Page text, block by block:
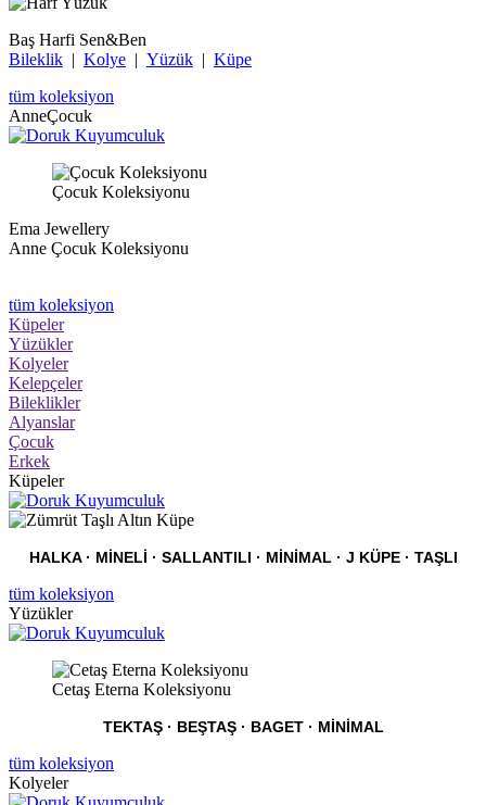
Baş Harfi Sen&Ben
Bileklik | Kolye | Yüzük | Küpe
tüm koleksiyon
AnneÇocuk
Çocuk Koleksiyonu
Ema Jewellery
Anne Çocuk Koleksiyonu
tüm koleksiyon
Küpeler
Yüzükler
Kolyeler
Kelepçeler
Bileklikler
Alyanslar
Çocuk
Erkek
Küpeler
HALKA · MINELI · SALLANTILI · MİNİMAL · J KÜPE · TAŞLI
tüm koleksiyon
Yüzükler
Cetaş Eterna Koleksiyonu
TEKTAŞ · BEŞTAŞ · BAGET · MİNİMAL
tüm koleksiyon
Kolyeler